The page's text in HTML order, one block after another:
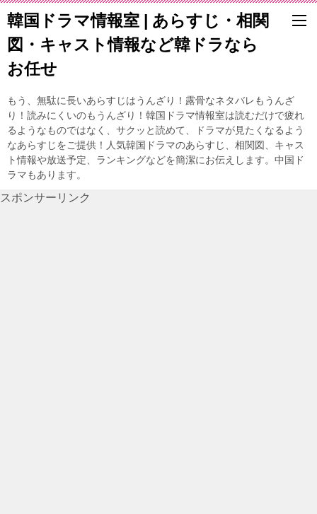
韓国ドラマ情報室 | あらすじ・相関
図・キャスト情報など韓ドラなら
お任せ
もう、無駄に長いあらすじはうんざり！露骨なネタバレもうんざ
り！読みにくいのもうんざり！韓国ドラマ情報室は読むだけで疲れ
るようなものではなく、サクッと読めて、ドラマが見たくなるよう
なあらすじをご提供！人気韓国ドラマのあらすじ、相関図、キャス
ト情報や放送予定、ランキングなどを簡潔にお伝えします。中国ド
ラマもあります。
スポンサーリンク